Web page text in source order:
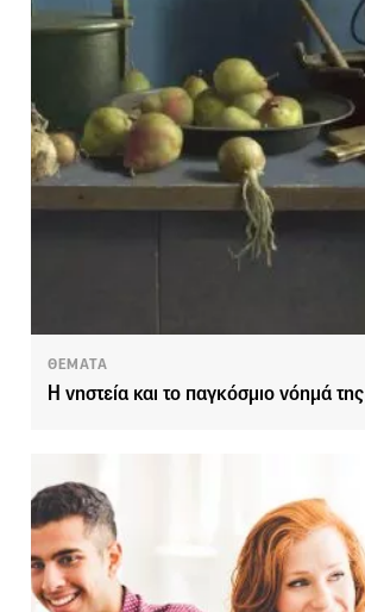
ΘΕΜΑΤΑ
Η νηστεία και το παγκόσμιο νόημά της